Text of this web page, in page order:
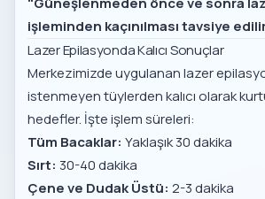
işleminden kaçınılması tavsiye
Lazer Epilasyonda Kalıcı Sonuçlar
Merkezimizde uygulanan lazer
istenmeyen tüylerden kalıcı olarak
hedefler. İşte işlem süreleri:
Tüm Bacaklar: Yaklaşık 30 dakika
Sırt: 30-40 dakika
Çene ve Dudak Üstü: 2-3 dakika